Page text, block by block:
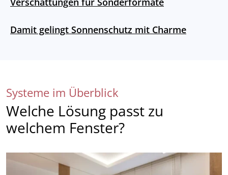
Damit gelingt Sonnenschutz mit Charme
Systeme im Überblick
Welche Lösung passt zu
welchem Fenster?